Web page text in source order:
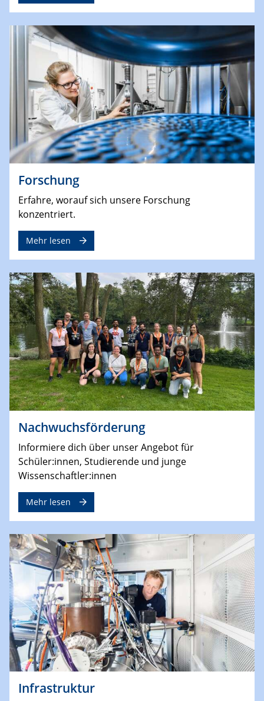
Forschung
Erfahre, worauf sich unsere Forschung
konzentriert.
Mehr lesen
Nachwuchsförderung
Informiere dich über unser Angebot für
Schüler:innen, Studierende und junge
Wissenschaftler:innen
Mehr lesen
Infrastruktur